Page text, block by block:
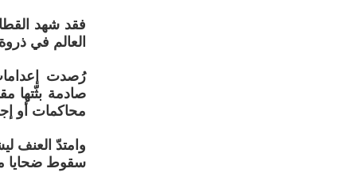
فقد شهد
العالم في
رُصدت
صادمة بثّتها
محاكمات أو
وامتدّ العنف
سقوط ضحايا